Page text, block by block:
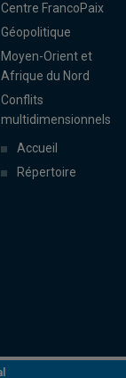
Centre FrancoPaix
Géopolitique
Moyen-Orient et
Afrique du Nord
Conflits
multidimensionnels
Accueil
Répertoire